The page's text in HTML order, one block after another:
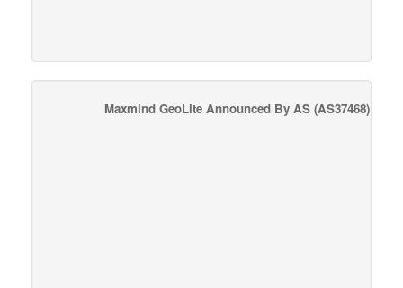
Maxmind GeoLite Announced By AS (AS37468)